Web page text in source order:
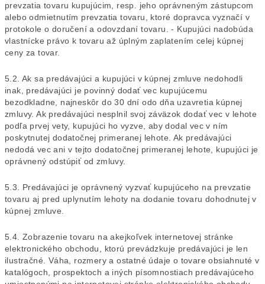
prevzatia tovaru kupujúcim, resp. jeho oprávneným zástupcom
alebo odmietnutím prevzatia tovaru, ktoré dopravca vyznačí v
protokole o doručení a odovzdaní tovaru. - Kupujúci nadobúda
vlastnícke právo k tovaru až úplným zaplatením celej kúpnej
ceny za tovar.
5.2. Ak sa predávajúci a kupujúci v kúpnej zmluve nedohodli
inak, predávajúci je povinný dodať vec kupujúcemu
bezodkladne, najneskôr do 30 dní odo dňa uzavretia kúpnej
zmluvy. Ak predávajúci nesplnil svoj záväzok dodať vec v lehote
podľa prvej vety, kupujúci ho vyzve, aby dodal vec v ním
poskytnutej dodatočnej primeranej lehote. Ak predávajúci
nedodá vec ani v tejto dodatočnej primeranej lehote, kupujúci je
oprávnený odstúpiť od zmluvy.
5.3. Predávajúci je oprávnený vyzvať kupujúceho na prevzatie
tovaru aj pred uplynutím lehoty na dodanie tovaru dohodnutej v
kúpnej zmluve.
5.4. Zobrazenie tovaru na akejkoľvek internetovej stránke
elektronického obchodu, ktorú prevádzkuje predávajúci je len
ilustračné. Váha, rozmery a ostatné údaje o tovare obsiahnuté v
katalógoch, prospektoch a iných písomnostiach predávajúceho